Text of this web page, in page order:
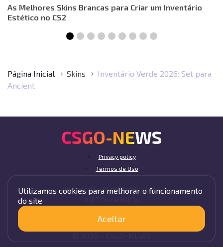
As Melhores Skins Brancas para Criar um Inventário
Estético no CS2
Página Inicial Skins
Inventário Verde 2026: Set para
Ancient
CSGO-NEWS
Privacy policy
Termos de Uso
Operated by BLOOM DIRECT LLC
Utilizamos cookies para melhorar o funcionamento
do site
Aceitar